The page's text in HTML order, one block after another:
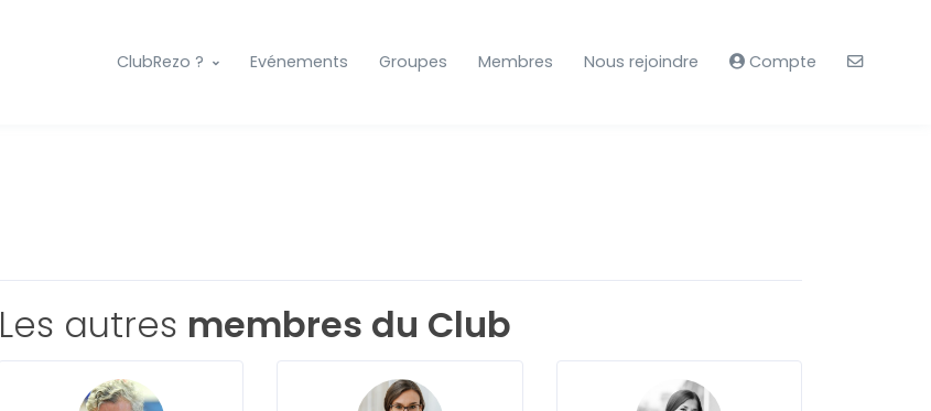
ClubRezo ? Evénements Groupes Membres Nous rejoindre Compte
Les autres membres du Club